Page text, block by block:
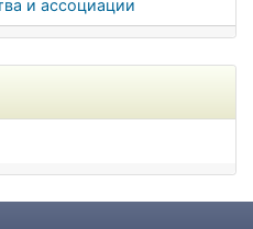
и ассоциации